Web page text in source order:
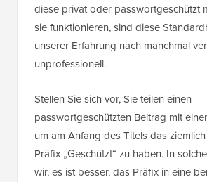
diese privat oder passwortgeschützt
sie funktionieren, sind diese
unserer Erfahrung nach manchmal
unprofessionell.
Stellen Sie sich vor, Sie teilen einen
passwortgeschützten Beitrag mit
um am Anfang des Titels das
Präfix „Geschützt“ zu haben. In
wir, es ist besser, das Präfix in eine